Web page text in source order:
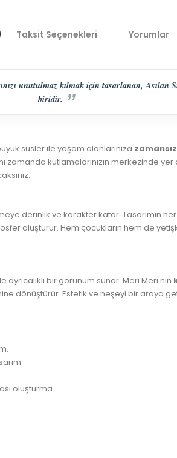
Taksit Seçenekleri Yorumlar
unutulmaz kılmak için tasarlanan,
biridir.
süsler ile yaşam alanlarınıza
kutlamalarınızın merkezinde
derinlik ve karakter katar. Tasarımın
oluşturur. Hem çocukların hem de
ayrıcalıklı bir görünüm sunar. Meri Meri'nin
dönüştürür. Estetik ve neşeyi bir araya
oluşturma.